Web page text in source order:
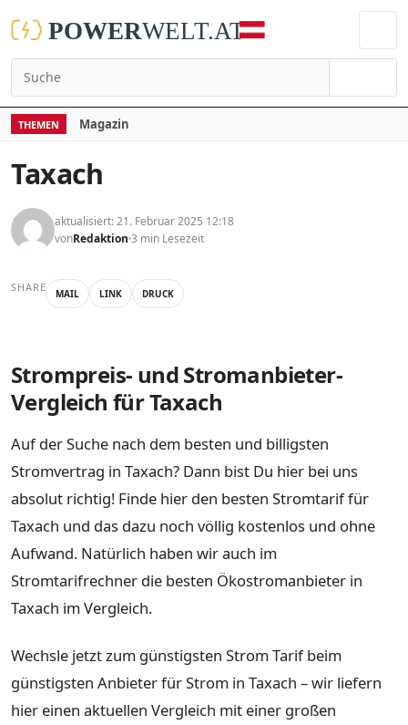
THEMEN Magazin
Taxach
aktualisiert: 21. Februar 2025 12:18
vonRedaktion 3 min Lesezeit
SHARE MAIL LINK DRUCK
Strompreis- und Stromanbieter-
Vergleich für Taxach
Auf der Suche nach dem besten und billigsten
Stromvertrag in Taxach? Dann bist Du hier bei uns
absolut richtig! Finde hier den besten Stromtarif für
Taxach und das dazu noch völlig kostenlos und ohne
Aufwand. Natürlich haben wir auch im
Stromtarifrechner die besten Ökostromanbieter in
Taxach im Vergleich.
Wechsle jetzt zum günstigsten Strom Tarif beim
günstigsten Anbieter für Strom in Taxach – wir liefern
hier einen aktuellen Vergleich mit einer großen